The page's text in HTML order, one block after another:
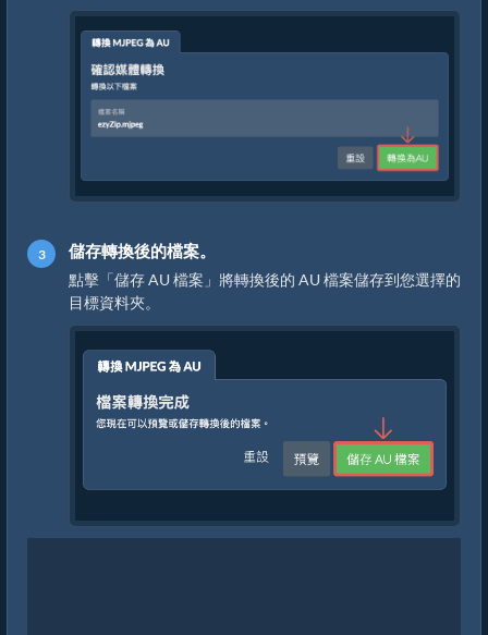
儲存轉換後的檔案。
點擊「儲存 AU 檔案」將轉換後的 AU 檔案儲存到您選擇的
目標資料夾。